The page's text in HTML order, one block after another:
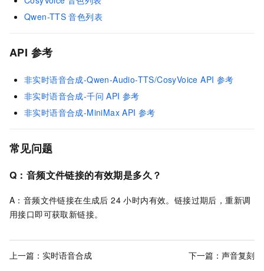
Qwen-TTS 音色列表
API 参考
非实时语音合成-Qwen-Audio-TTS/CosyVoice API 参考
非实时语音合成-千问 API 参考
非实时语音合成-MiniMax API 参考
常见问题
Q：音频文件链接的有效期是多久？
A：音频文件链接在生成后 24 小时内有效。链接过期后，重新调
用接口即可获取新链接。
上一篇： 实时语音合成 下一篇： 声音复刻